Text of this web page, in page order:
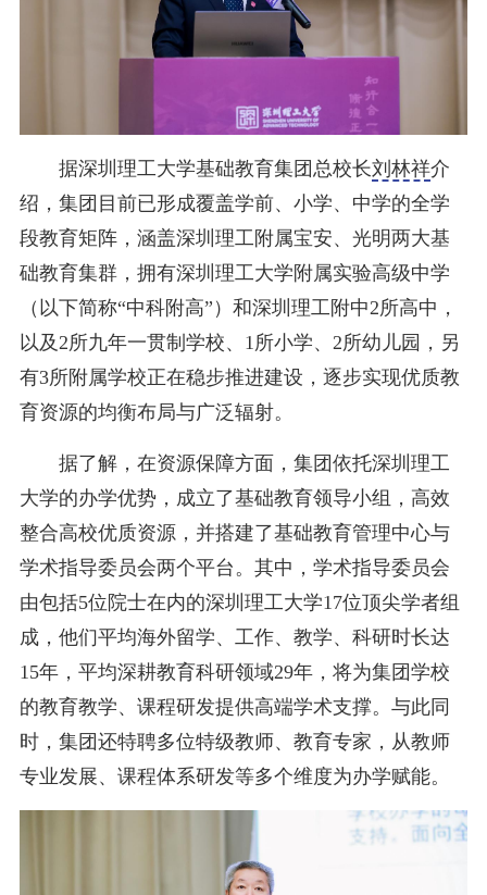
据深圳理工大学基础教育集团总校长刘林祥介
绍，集团目前已形成覆盖学前、小学、中学的全学
段教育矩阵，涵盖深圳理工附属宝安、光明两大基
础教育集群，拥有深圳理工大学附属实验高级中学
（以下简称“中科附高”）和深圳理工附中2所高中，
以及2所九年一贯制学校、1所小学、2所幼儿园，另
有3所附属学校正在稳步推进建设，逐步实现优质教
育资源的均衡布局与广泛辐射。
据了解，在资源保障方面，集团依托深圳理工
大学的办学优势，成立了基础教育领导小组，高效
整合高校优质资源，并搭建了基础教育管理中心与
学术指导委员会两个平台。其中，学术指导委员会
由包括5位院士在内的深圳理工大学17位顶尖学者组
成，他们平均海外留学、工作、教学、科研时长达
15年，平均深耕教育科研领域29年，将为集团学校
的教育教学、课程研发提供高端学术支撑。与此同
时，集团还特聘多位特级教师、教育专家，从教师
专业发展、课程体系研发等多个维度为办学赋能。